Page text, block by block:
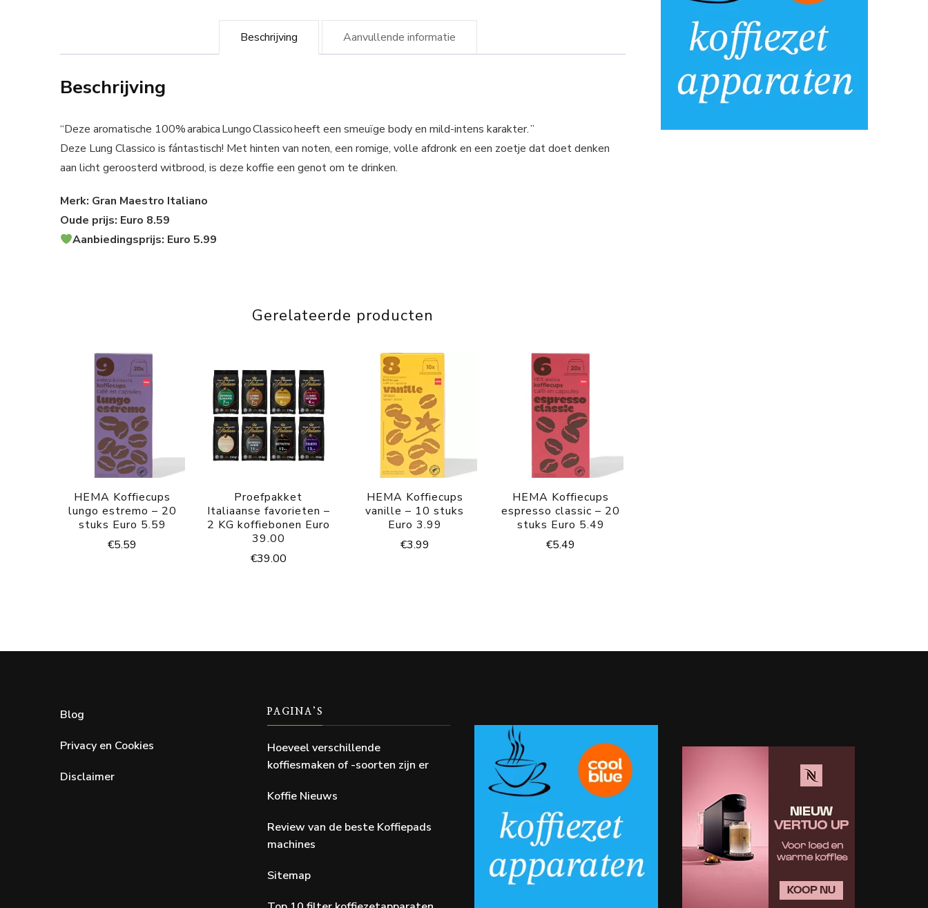
Beschrijving Aanvullende informatie
Beschrijving
“Deze aromatische 100% arabica Lungo Classico heeft een smeuïge body en mild-intens karakter. ”
Deze Lung Classico is fántastisch! Met hinten van noten, een romige, volle afdronk en een zoetje dat doet denken
aan licht geroosterd witbrood, is deze koffie een genot om te drinken.
Merk: Gran Maestro Italiano
Oude prijs: Euro 8.59
Aanbiedingsprijs: Euro 5.99
Gerelateerde producten
HEMA Koffiecups
lungo estremo – 20
stuks Euro 5.59
€5.59
Proefpakket
Italiaanse favorieten –
2 KG koffiebonen Euro
39.00
€39.00
HEMA Koffiecups
vanille – 10 stuks
Euro 3.99
€3.99
HEMA Koffiecups
espresso classic – 20
stuks Euro 5.49
€5.49
Blog
Privacy en Cookies
Disclaimer
PAGINA’S
Hoeveel verschillende
koffiesmaken of -soorten zijn er
Koffie Nieuws
Review van de beste Koffiepads
machines
Sitemap